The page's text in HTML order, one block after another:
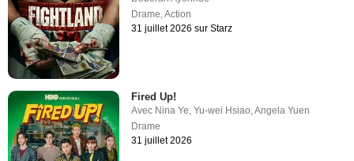
Drame,Action
31 juillet 2026 sur Starz
Fired Up!
Avec Nina Ye ,Yu-wei Hsiao ,Angela Yuen
Drame
31 juillet 2026